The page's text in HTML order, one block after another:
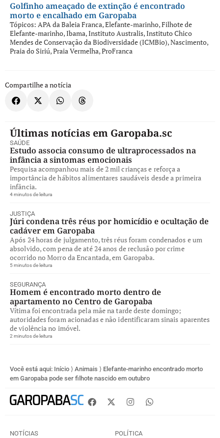
Golfinho ameaçado de extinção é encontrado
morto e encalhado em Garopaba
Tópicos: APA da Baleia Franca,Elefante-marinho,Filhote de
Elefante-marinho,Ibama,Instituto Australis,Instituto Chico
Mendes de Conservação da Biodiversidade (ICMBio),Nascimento,
Praia do Siriú,Praia Vermelha,ProFranca
Compartilhe a notícia
Últimas notícias em Garopaba.sc
SAÚDE
Estudo associa consumo de ultraprocessados na
infância a sintomas emocionais
Pesquisa acompanhou mais de 2 mil crianças e reforça a
importância de hábitos alimentares saudáveis desde a primeira
infância.
4 minutos de leitura
JUSTIÇA
Júri condena três réus por homicídio e ocultação de
cadáver em Garopaba
Após 24 horas de julgamento, três réus foram condenados e um
absolvido, com pena de até 24 anos de reclusão por crime
ocorrido no Morro da Encantada, em Garopaba.
5 minutos de leitura
SEGURANÇA
Homem é encontrado morto dentro de
apartamento no Centro de Garopaba
Vítima foi encontrada pela mãe na tarde deste domingo;
autoridades foram acionadas e não identificaram sinais aparentes
de violência no imóvel.
2 minutos de leitura
Você está aqui: Início ⟩ Animais ⟩ Elefante-marinho encontrado morto
em Garopaba pode ser filhote nascido em outubro
NOTÍCIAS
POLÍTICA